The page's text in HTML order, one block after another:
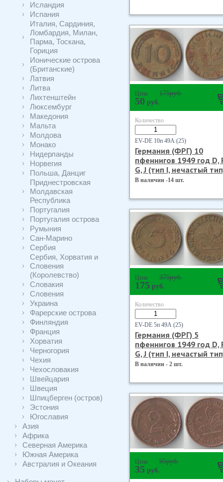
Исландия
Испания
Италия, Сардиния,
Ломбардия, Милан,
Парма, Тоскана,
Гориция
Ионические острова
(Британские)
Латвия
Литва
Лихтенштейн
Люксембург
Македония
Мальта
Молдова
Монако
Нидерланды
Норвегия
Польша, Данциг
Приднестровская
Молдавская
Республика
Португалия
Португалия острова
Румыния
Сан-Марино
Сербия
Сербия, Хорватия и
Словения
(Королевство)
Словакия
Словения
Украина
Фарерские острова
Финляндия
Франция
Хорватия
Черногория
Чехия
Чехословакия
Швейцария
Швеция
Шпицберген (остров)
Эстония
Югославия
Азия
Африка
Северная Америка
Южная Америка
Австралия и Океания
Цена 175руб.
50 руб.
Количество
EV-DE 10п 49А (25)
Германия (ФРГ) 10
пфеннигов 1949 год D,
G, J (тип I, нечастый
В наличии -14 шт.
Цена 375руб.
175 руб.
Количество
EV-DE 5п 49А (25)
Германия (ФРГ) 5
пфеннигов 1949 год D,
G, J (тип I, нечастый
В наличии - 2 шт.
Цена 95руб.
35 руб.